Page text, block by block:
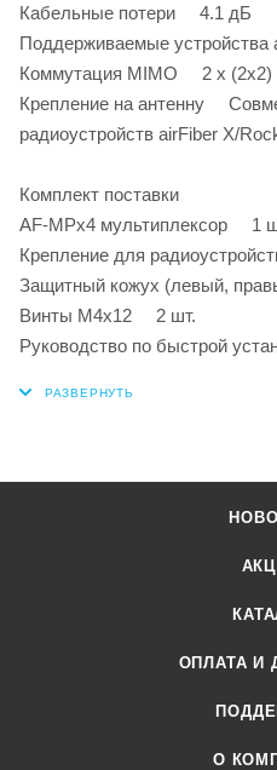
Кабельные потери 4.1 дБ
Поддерживаемые
Коммутация MIMO 2 x (2x2)
Крепление на антенну
радиоустройств airFiber X/
Комплект поставки
AF-MPx4 мультиплексор 1
Крепление для
Защитный кожух (левый,
Винты М4х12 2 шт.
Руководство по быстрой
ОПЛАТА И
О